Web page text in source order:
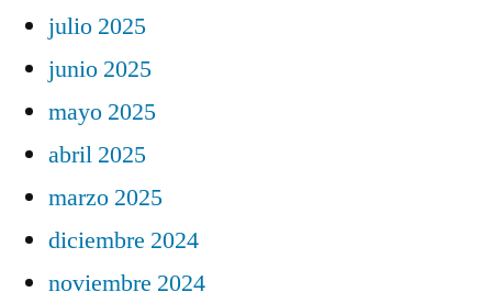
julio 2025
junio 2025
mayo 2025
abril 2025
marzo 2025
diciembre 2024
noviembre 2024